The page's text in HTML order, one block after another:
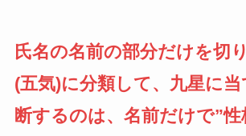
氏名の名前の部分だけを切
(五気)に分類して、九星に
断するのは、名前だけで”